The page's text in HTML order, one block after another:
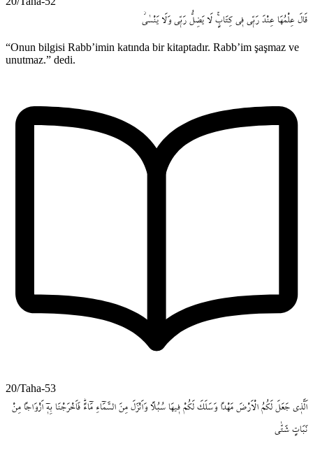
قَالَ عِلْمُهَا عِنْدَ رَبّ۪ي ف۪ي كِتَابٍۚ لَا يَضِلُّ رَبّ۪ي وَلَا يَنْسٰىۘ
“Onun bilgisi Rabb’imin katında bir kitaptadır. Rabb’im şaşmaz ve
unutmaz.” dedi.
20/Taha-53
اَلَّذ۪ي جَعَلَ لَكُمُ الْاَرْضَ مَهْداً وَسَلَكَ لَكُمْ ف۪يهَا سُبُلاً وَاَنْزَلَ مِنَ السَّمَٓاءِ مَٓاءًۜ فَاَخْرَجْنَا بِه۪ٓ اَزْوَاجاً مِنْ
نَبَاتٍ شَتّٰى